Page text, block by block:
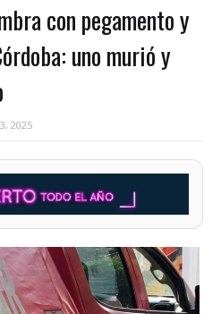
con pegamento y
uno murió y
2025